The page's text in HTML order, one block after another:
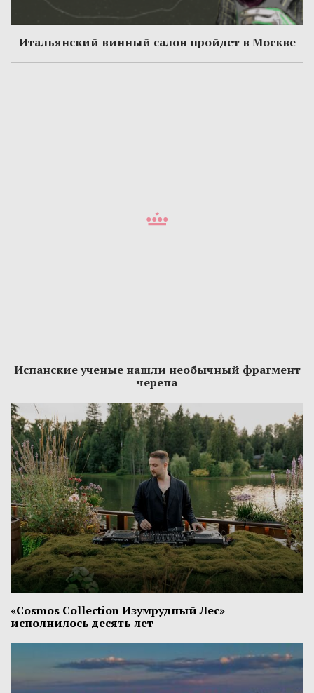
Итальянский винный салон пройдет в Москве
Испанские ученые нашли необычный фрагмент
черепа
«Cosmos Collection Изумрудный Лес»
исполнилось десять лет